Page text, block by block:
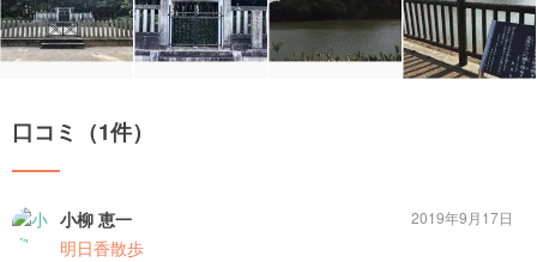
口コミ（1件）
小柳 恵一
明日香散歩
2019年9月17日